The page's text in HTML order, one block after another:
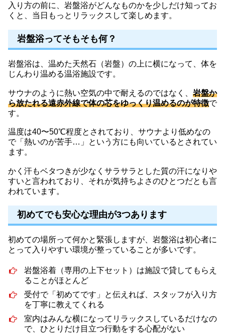
入り方の前に、岩盤浴がどんなものかを少しだけ知ってお
くと、当日もっとリラックスして楽しめます。
岩盤浴ってそもそも何？
岩盤浴は、温めた天然石（岩盤）の上に横になって、体を
じんわり温める温浴施設です。
サウナのように熱い空気の中で耐えるのではなく、 岩盤か
ら放たれる遠赤外線で体の芯をゆっくり温めるのが特徴で
す。
温度は40〜50℃程度とされており、サウナより低めなの
で「熱いのが苦手…」という方にも向いているとされてい
ます。
かく汗もベタつきが少なくサラサラとした質の汗になりや
すいと言われており、それが気持ちよさのひとつだとも言
われています。
初めてでも安心な理由が3つあります
初めての場所って何かと緊張しますが、岩盤浴は初心者に
とって入りやすい環境が整っていることが多いです。
岩盤浴着（専用の上下セット）は施設で貸してもらえ
ることがほとんど
受付で「初めてです」と伝えれば、スタッフが入り方
を丁寧に教えてくれる
室内はみんな横になってリラックスしているだけなの
で、ひとりだけ目立つ行動をする心配がない